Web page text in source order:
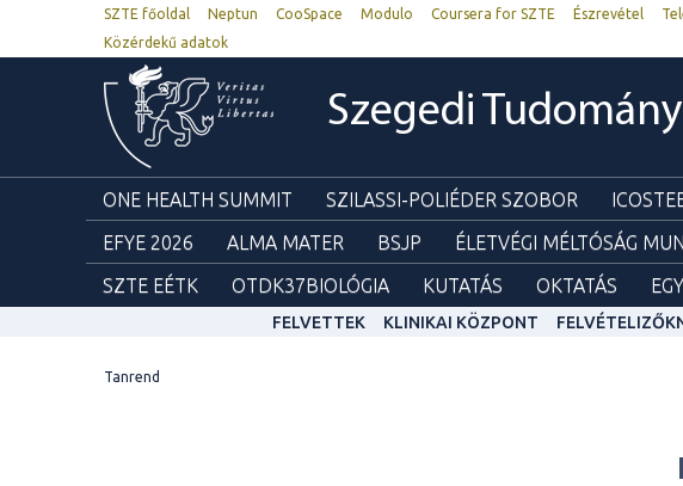
SZTE főoldal Neptun CooSpace Modulo Coursera for SZTE Észrevétel
Közérdekű adatok
Szegedi
ONE HEALTH SUMMIT SZILASSI-POLIÉDER SZOBOR
EFYE 2026
ALMA MATER BSJP ÉLETVÉGI MÉLTÓSÁG
SZTE EÉTK
OTDK37BIOLÓGIA KUTATÁS OKTATÁS
FELVETTEK KLINIKAI KÖZPONT
Tanrend